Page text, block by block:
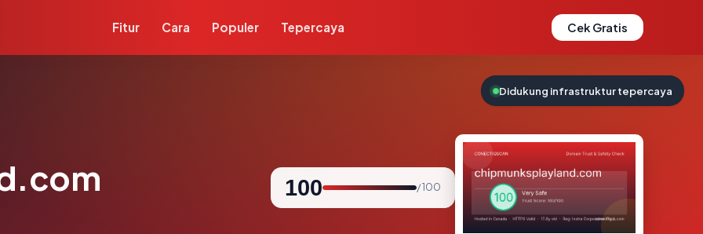
Fitur Cara Populer Tepercaya Cek Gratis
100 / 100
Didukung infrastruktur tepercaya